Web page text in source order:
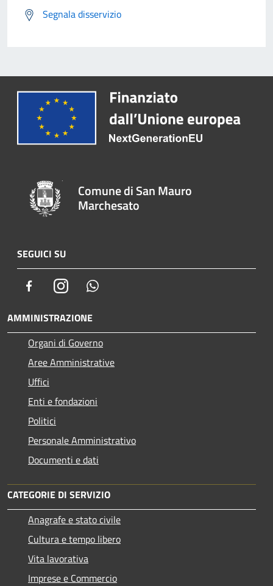
Segnala disservizio
Comune di San Mauro
Marchesato
SEGUICI SU
FacebookInstagram
AMMINISTRAZIONE
Organi di Governo
Aree Amministrative
Uffici
Enti e fondazioni
Politici
Personale Amministrativo
Documenti e dati
CATEGORIE DI SERVIZIO
Anagrafe e stato civile
Cultura e tempo libero
Vita lavorativa
Imprese e Commercio